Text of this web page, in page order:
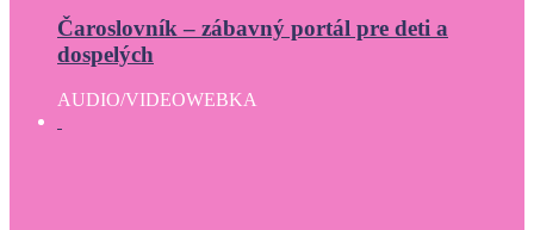
Čaroslovník – zábavný portál pre deti a
dospelých
AUDIO/VIDEOWEBKA